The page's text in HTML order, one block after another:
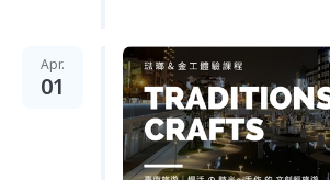
Apr.
01